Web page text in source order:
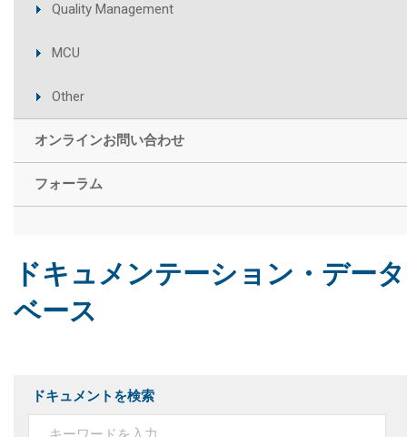
Quality Management
MCU
Other
オンラインお問い合わせ
フォーラム
ドキュメンテーション・データ
ベース
ドキュメントを検索